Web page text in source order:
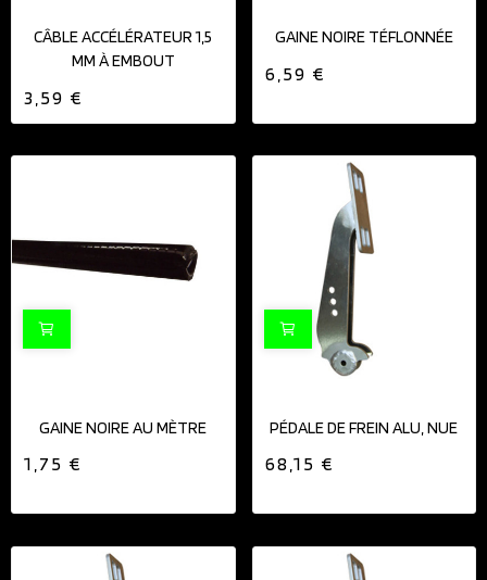
CÂBLE ACCÉLÉRATEUR 1,5
MM À EMBOUT
3,59 €
GAINE NOIRE TÉFLONNÉE
6,59 €
GAINE NOIRE AU MÈTRE
1,75 €
PÉDALE DE FREIN ALU, NUE
68,15 €